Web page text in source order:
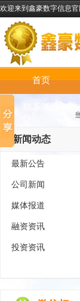
欢迎来到鑫豪数字信息官
首页
新闻动态
最新公告
公司新闻
媒体报道
融资资讯
投资资讯